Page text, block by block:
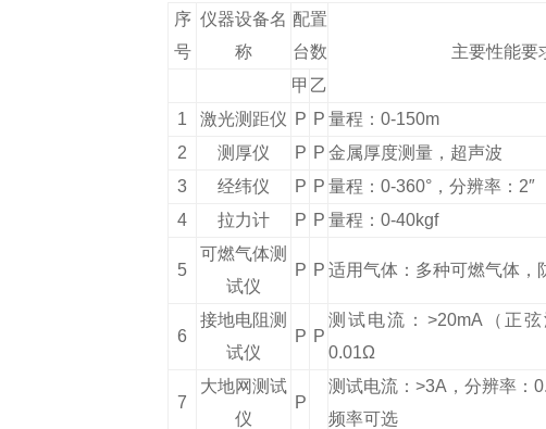
序
号
仪器设备名
称
配置
台数
主要性能要
甲 乙
1
激光测距仪 P P 量程：0-150m
2
测厚仪 P P 金属厚度测量，超声波
3
经纬仪 P P 量程：0-360°，分辨率：2″
4
拉力计 P P 量程：0-40kgf
5
可燃气体测
试仪
P P 适用气体：多种可燃气体，
6
接地电阻测
试仪
P P
测试电流：>20mA（正弦
0.01Ω
7
大地网测试
仪
P
测试电流：>3A，分辨率：
频率可选